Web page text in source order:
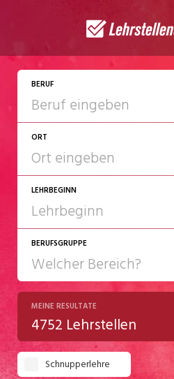
BERUF
ORT
LEHRBEGINN
2027
2028
BERUFSGRUPPE
Chemie/Pharma
Gastgewerbe
Gesundheit/Pflege/Soziales
MEINE RESULTATE
4752 Lehrstellen
Schnupperlehre